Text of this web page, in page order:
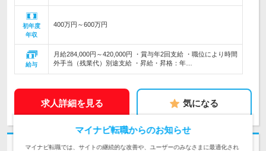
初年度
年収
400万円～600万円
給与
月給284,000円～420,000円 ・賞与年2回支給 ・職位により時間
外手当（残業代）別途支給 ・昇給・昇格：年…
求人詳細を見る 気になる
志望動機・自己PR不要
マイナビ転職からのお知らせ
マイナビ転職では、サイトの継続的な改善や、ユーザーのみなさまに最適化され